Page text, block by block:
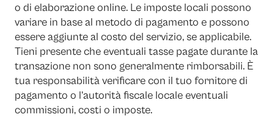
o di elaborazione online. Le imposte locali possono
variare in base al metodo di pagamento e possono
essere aggiunte al costo del servizio, se applicabile.
Tieni presente che eventuali tasse pagate durante la
transazione non sono generalmente rimborsabili. È
tua responsabilità verificare con il tuo fornitore di
pagamento o l’autorità fiscale locale eventuali
commissioni, costi o imposte.